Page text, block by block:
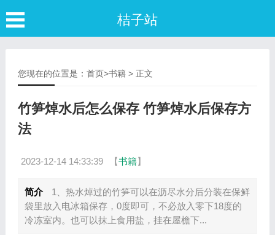
桔子站
您现在的位置是： 首页>书籍> 正文
竹笋焯水后怎么保存 竹笋焯水后保存方
法
2023-12-14 14:33:39 【书籍】
简介
1、热水焯过的竹笋可以在沥尽水分后分装在保鲜
袋里放入电冰箱保存，0度即可，不必放入零下18度的
冷冻室内。也可以抹上食用盐，挂在屋檐下...